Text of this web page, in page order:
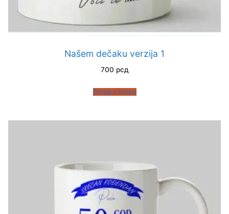
Našem dečaku verzija 1
700 рсд
Dodaj u korpu